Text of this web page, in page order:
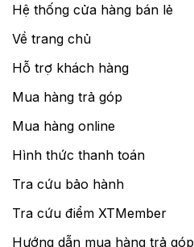
Hệ thống cửa hàng bán lẻ
Về trang chủ
Hỗ trợ khách hàng
Mua hàng trả góp
Mua hàng online
Hình thức thanh toán
Tra cứu bảo hành
Tra cứu điểm XTMember
Hướng dẫn mua hàng trả góp